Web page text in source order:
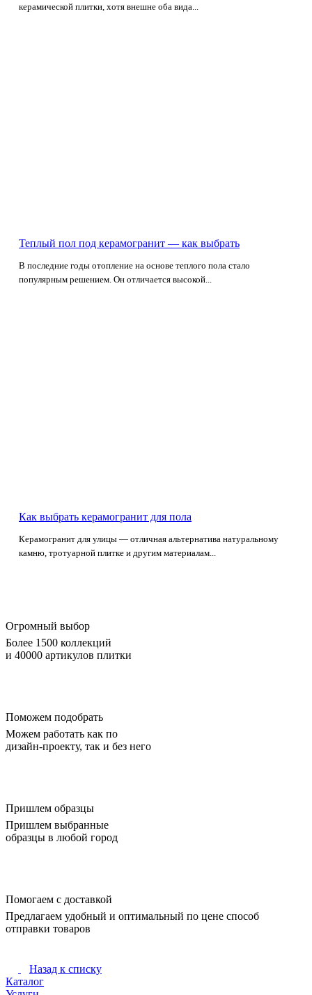
керамической плитки, хотя внешне оба вида...
Теплый пол под керамогранит — как выбрать
В последние годы отопление на основе теплого пола стало
популярным решением. Он отличается высокой...
Как выбрать керамогранит для пола
Керамогранит для улицы — отличная альтернатива натуральному
камню, тротуарной плитке и другим материалам...
Огромный выбор
Более 1500 коллекций
и 40000 артикулов плитки
Поможем подобрать
Можем работать как по
дизайн-проекту, так и без него
Пришлем образцы
Пришлем выбранные
образцы в любой город
Помогаем с доставкой
Предлагаем удобный и оптимальный по цене способ
отправки товаров
Назад к списку
Каталог